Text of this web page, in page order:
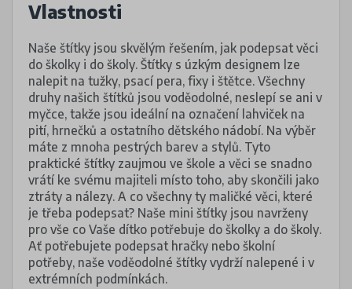
Vlastnosti
Naše štítky jsou skvělým řešením, jak podepsat věci
do školky i do školy. Štítky s úzkým designem lze
nalepit na tužky, psací pera, fixy i štětce. Všechny
druhy našich štítků jsou voděodolné, neslepí se ani v
myčce, takže jsou ideální na označení lahviček na
pití, hrnečků a ostatního dětského nádobí. Na výběr
máte z mnoha pestrých barev a stylů. Tyto
praktické štítky zaujmou ve škole a věci se snadno
vrátí ke svému majiteli místo toho, aby skončili jako
ztráty a nálezy. A co všechny ty maličké věci, které
je třeba podepsat? Naše mini štítky jsou navrženy
pro vše co Vaše dítko potřebuje do školky a do školy.
Ať potřebujete podepsat hračky nebo školní
potřeby, naše voděodolné štítky vydrží nalepené i v
extrémních podmínkách.